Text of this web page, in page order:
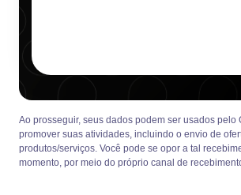
Ao prosseguir, seus dados podem ser usados pelo
promover suas atividades, incluindo o envio de
produtos/serviços. Você pode se opor a tal
momento, por meio do próprio canal de